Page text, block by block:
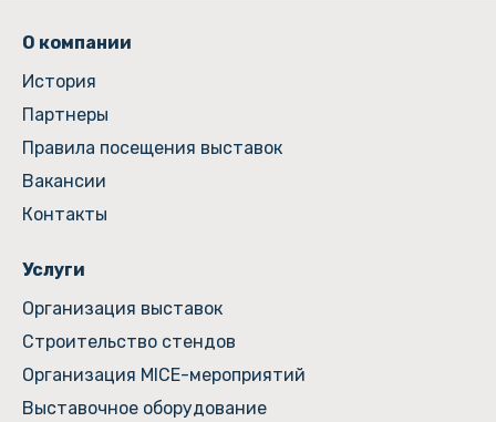
О компании
История
Партнеры
Правила посещения выставок
Вакансии
Контакты
Услуги
Организация выставок
Строительство стендов
Организация MICE-мероприятий
Выставочное оборудование